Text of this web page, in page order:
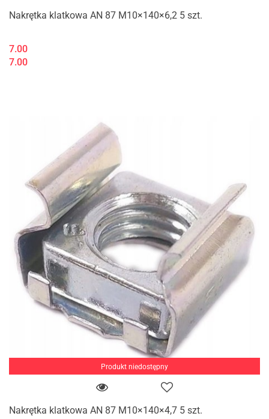
Nakrętka klatkowa AN 87 M10×140×6,2 5 szt.
7.00
7.00
Produkt niedostępny
Nakrętka klatkowa AN 87 M10×140×4,7 5 szt.